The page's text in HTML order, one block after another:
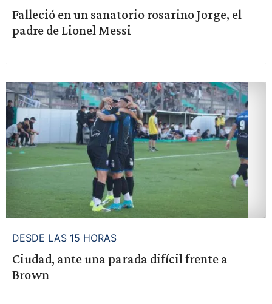
Falleció en un sanatorio rosarino Jorge, el
padre de Lionel Messi
DESDE LAS 15 HORAS
Ciudad, ante una parada difícil frente a
Brown